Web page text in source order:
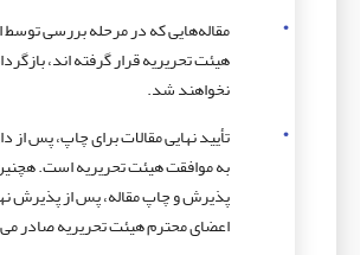
مقاله‌هایی که در مرحله بررسی توسط
هیئت تحریریه قرار گرفته اند،
نخواهند شد.
تأیید نهایی مقالات برای چاپ، پس از
به موافقت هیئت تحریریه است.
پذیرش و چاپ مقاله، پس از پذیرش
اعضای محترم هیئت تحریریه صادر